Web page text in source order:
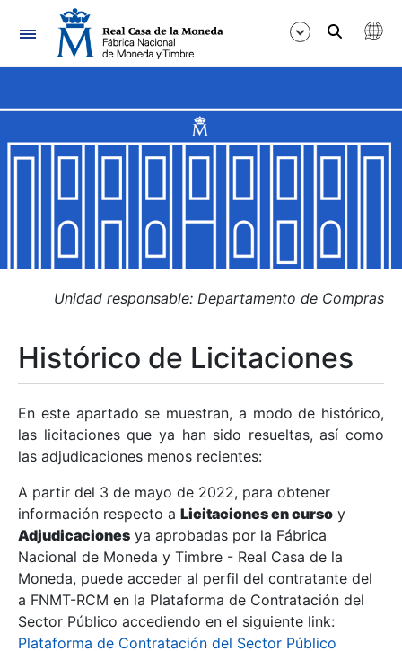
Navegación
Mostrar/Ocultar
Mostrar/Ocultar
Mostrar/Ocultar
Mostrar/Ocultar
Mostrar/Ocultar
Mostrar/Ocultar
Unidad responsable: Departamento de Compras
Histórico de Licitaciones
En este apartado se muestran, a modo de histórico,
las licitaciones que ya han sido resueltas, así como
las adjudicaciones menos recientes:
A partir del 3 de mayo de 2022, para obtener
información respecto a Licitaciones en curso y
Adjudicaciones ya aprobadas por la Fábrica
Nacional de Moneda y Timbre - Real Casa de la
Moneda, puede acceder al perfil del contratante del
a FNMT-RCM en la Plataforma de Contratación del
Sector Público accediendo en el siguiente link:
Plataforma de Contratación del Sector Público